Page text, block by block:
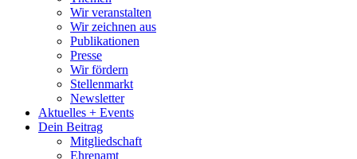
Wir veranstalten
Wir zeichnen aus
Publikationen
Presse
Wir fördern
Stellenmarkt
Newsletter
Aktuelles + Events
Dein Beitrag
Mitgliedschaft
Ehrenamt